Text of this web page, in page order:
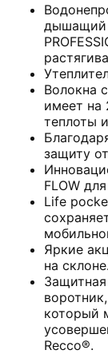
дышащий
Волокна
имеет на
теплоты
защиту
FLOW
Life
Яркие
на склоне.
который
Recco®.